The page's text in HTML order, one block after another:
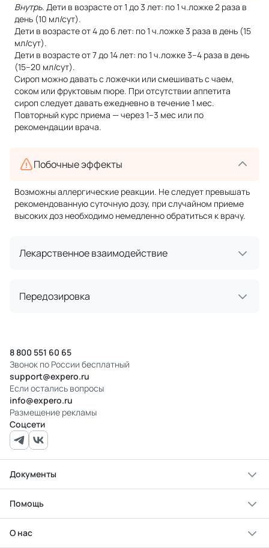
Внутрь. Дети в возрасте от 1 до 3 лет: по 1 ч.ложке 2 раза в
день (10 мл/сут).
Дети в возрасте от 4 до 6 лет: по 1 ч.ложке 3 раза в день (15
мл/сут).
Дети в возрасте от 7 до 14 лет: по 1 ч.ложке 3–4 раза в день
(15–20 мл/сут).
Сироп можно давать с ложечки или смешивать с чаем,
соком или фруктовым пюре. При отсутствии аппетита
сироп следует давать ежедневно в течение 1 мес.
Повторный курс приема — через 1–3 мес или по
рекомендации врача.
Побочные эффекты
Возможны аллергические реакции. Не следует превышать
рекомендованную суточную дозу, при случайном приеме
высоких доз необходимо немедленно обратиться к врачу.
Лекарственное взаимодействие
Передозировка
8 800 551 60 65
Звонок по России бесплатный
support@expero.ru
Если остались вопросы
info@expero.ru
Размещение рекламы
Соцсети
Документы
Помощь
О нас